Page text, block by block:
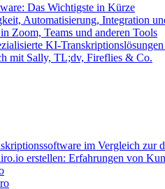
Das Wichtigste in Kürze
Automatisierung, Integration
Zoom, Teams und anderen Tools
KI-
mit Sally, TL;dv, Fireflies & Co.
im Vergleich zur
erstellen: Erfahrungen von